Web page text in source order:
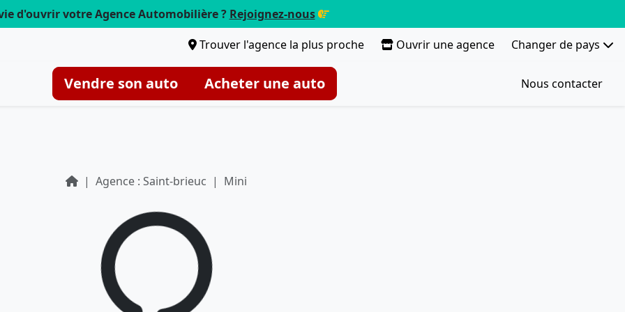
d'ouvrir votre Agence Automobilière ? Rejoignez-nous
Trouver l'agence la plus proche
Ouvrir une agence Changer de pays
Vendre son auto Acheter une auto Nous contacter
Agence : Saint-brieuc Mini